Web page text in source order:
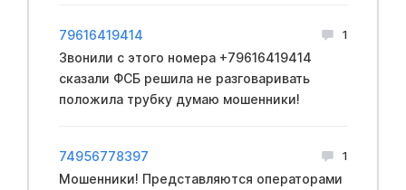
79616419414 1
Звонили с этого номера +79616419414
сказали ФCБ решила не разговаривать
положила трубку думаю мошенники!
74956778397 1
Мошенники! Представляются операторами